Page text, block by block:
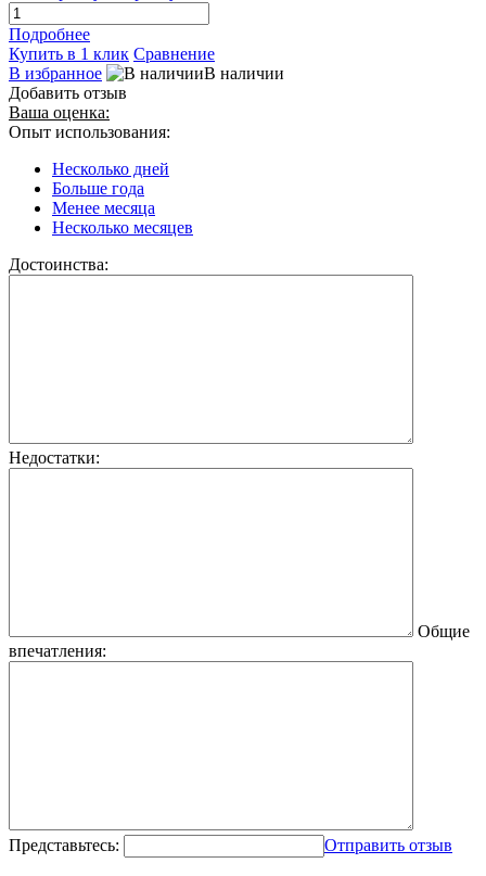
Подробнее
Купить в 1 клик Сравнение
В избранное
В наличии
Добавить отзыв
Ваша оценка:
Опыт использования:
Несколько дней
Больше года
Менее месяца
Несколько месяцев
Достоинства:
Недостатки:
Общие
впечатления:
Представьтесь: Отправить отзыв